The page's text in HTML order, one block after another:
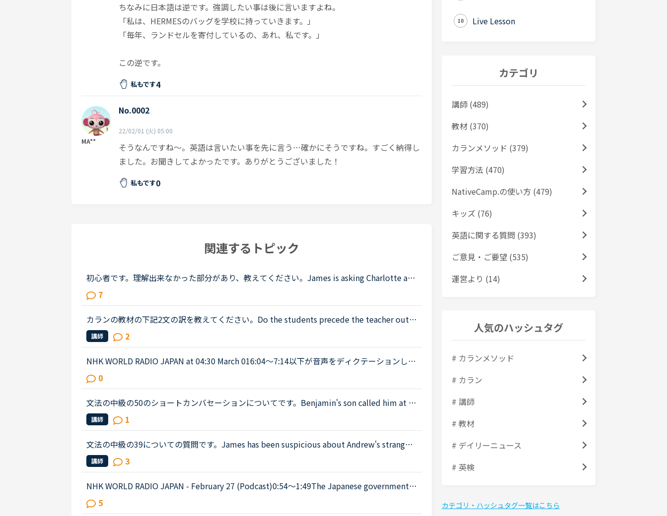
ちなみに日本語は逆です。強調したい事は後に言いますよね。
「私は、HERMESのバッグを学校に持っていきます。」
「毎年、ランドセルを寄付しているの、あれ、私です。」
この逆です。
私もです4
MA**
No.0002
22/02/01 (火) 05:00
そうなんですね〜。英語は言いたい事を先に言う…確かにそうですね。すごく納得し
ました。お聞きしてよかったです。ありがとうございました！
私もです0
関連するトピック
初心者です。理解出来なかった部分があり、教えてください。James is asking Charlotte ab
out Gabriella's birthday party. James When was Gabriella's birthday?Charlotte It was last
weekend.James How was t...
7
カランの教材の下記2文の訳を教えてください。Do the students precede the teacher out o
f theclassroom after the lesson?No, the students don't precede the teacher out ofthe cla
ssroom after the lesson; ...
講師 2
NHK WORLD RADIO JAPAN at 04:30 March 016:04～7:14以下が音声をディクテーションした
ものでしたが、音源が削除されてしまったので、このトピック自体をスルーしてください。A
n international research team of ...
0
文法の中級の50のショートカンバセーションについてです。Benjamin's son called him at hi
s law firm while he was busy having a meeting. Benjamin &quot;What did my son say?&qu
ot; Secretary &quot;He sai...
講師 1
文法の中級の39についての質問です。James has been suspicious about Andrew's strange b
ehavior lately.James「 Frankly, I don't know why you are still going to that farm. You wer
e only going there for ...
講師 3
NHK WORLD RADIO JAPAN - February 27 (Podcast)0:54～1:49The Japanese government is
studying additional measures to prop up the tourist industry and smaller businesses hit
hard by the spread of a ne...
5
10 Live Lesson
カテゴリ
講師 (489)
教材 (370)
カランメソッド (379)
学習方法 (470)
NativeCamp.の使い方 (479)
キッズ (76)
英語に関する質問 (393)
ご意見・ご要望 (535)
運営より (14)
人気のハッシュタグ
# カランメソッド
# カラン
# 講師
# 教材
# デイリーニュース
# 英検
カテゴリ・ハッシュタグ一覧はこちら